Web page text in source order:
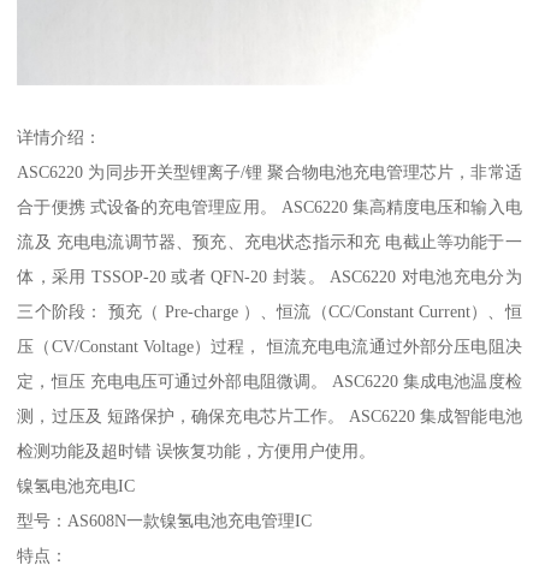
详情介绍：
ASC6220 为同步开关型锂离子/锂 聚合物电池充电管理芯片，非常适
合于便携 式设备的充电管理应用。 ASC6220 集高精度电压和输入电
流及 充电电流调节器、预充、充电状态指示和充 电截止等功能于一
体，采用 TSSOP-20 或者 QFN-20 封装。 ASC6220 对电池充电分为
三个阶段： 预充（ Pre-charge ）、恒流（CC/Constant Current）、恒
压（CV/Constant Voltage）过程， 恒流充电电流通过外部分压电阻决
定，恒压 充电电压可通过外部电阻微调。 ASC6220 集成电池温度检
测，过压及 短路保护，确保充电芯片工作。 ASC6220 集成智能电池
检测功能及超时错 误恢复功能，方便用户使用。
镍氢电池充电IC
型号：AS608N一款镍氢电池充电管理IC
特点：